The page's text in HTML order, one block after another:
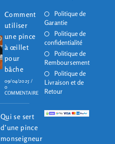
Comment
utiliser
une pince
à œillet
pour
bâche
09/04/2025 /
0
COMMENTAIRE
Qui se sert
d’une pince
monseigneur
Politique de
Garantie
Politique de
confidentialité
Politique de
Remboursement
Politique de
Livraison et de
Retour